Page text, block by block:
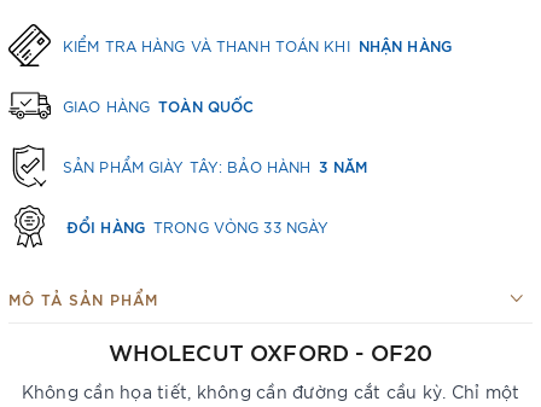
KIỂM TRA HÀNG VÀ THANH TOÁN KHI NHẬN HÀNG
GIAO HÀNG TOÀN QUỐC
SẢN PHẨM GIÀY TÂY: BẢO HÀNH 3 NĂM
ĐỔI HÀNG TRONG VÒNG 33 NGÀY
MÔ TẢ SẢN PHẨM
WHOLECUT OXFORD - OF20
Không cần họa tiết, không cần đường cắt cầu kỳ. Chỉ một